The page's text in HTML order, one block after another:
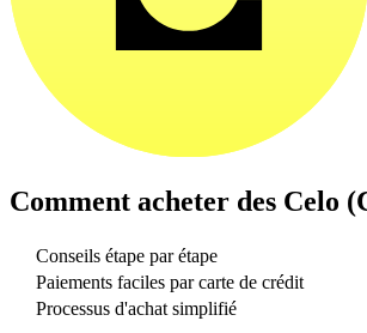
Comment acheter des Celo
Conseils étape par étape
Paiements faciles par carte de crédit
Processus d'achat simplifié